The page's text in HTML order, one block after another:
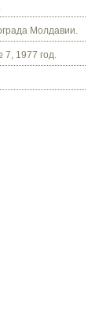
Молдавии.
1977 год.